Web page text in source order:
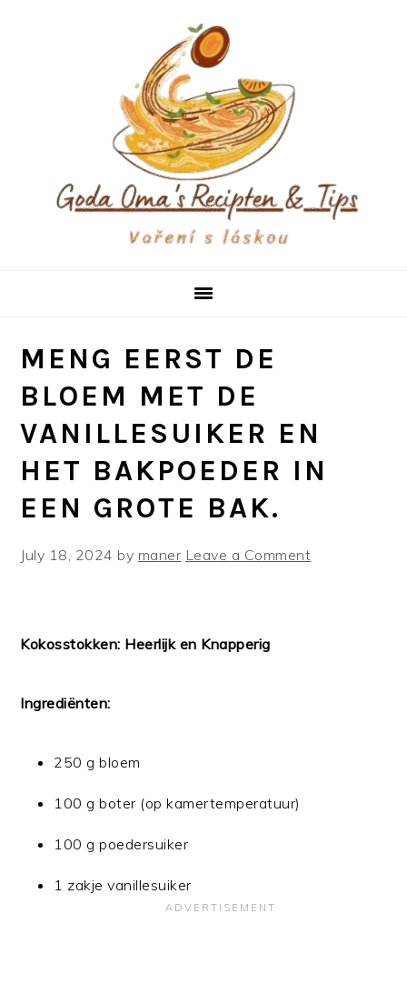
MENG EERST DE
BLOEM MET DE
VANILLESUIKER EN
HET BAKPOEDER IN
EEN GROTE BAK.
July 18, 2024 by maner Leave a Comment
Kokosstokken: Heerlijk en Knapperig
Ingrediënten:
250 g bloem
100 g boter (op kamertemperatuur)
100 g poedersuiker
1 zakje vanillesuiker